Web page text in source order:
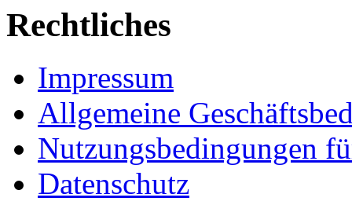
Rechtliches
Impressum
Allgemeine
Nutzungsbedingungen
Datenschutz